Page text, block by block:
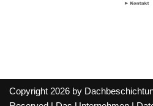
Copyright 2026 by